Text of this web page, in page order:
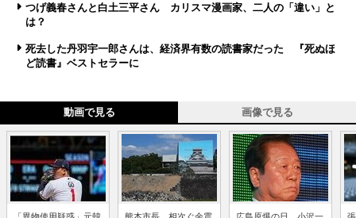
つげ義春さんと白土三平さん カリスマ漫画家、二人の「違い」と
は？
死去した丹羽宇一郎さんは、経済界有数の読書家だった 『死ぬほ
ど読書』ベストセラーに
動画で見る 画像で見る